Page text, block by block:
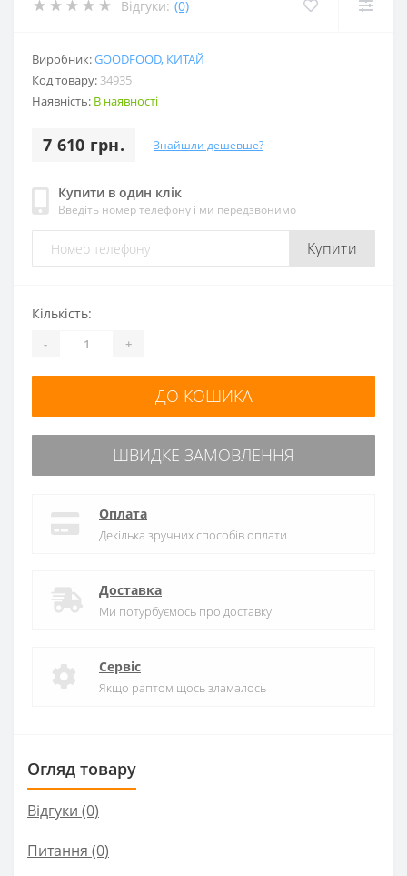
Відгуки: (0)
Виробник:GOODFOOD, КИТАЙ
Код товару: 34935
Наявність: В наявності
7 610 грн. Знайшли дешевше?
Купити в один клік
Введіть номер телефону і ми передзвонимо
Купити
Кількість:
- +
ДО КОШИКА
ШВИДКЕ ЗАМОВЛЕННЯ
Оплата
Декілька зручних способів оплати
Доставка
Ми потурбуємось про доставку
Сервіс
Якщо раптом щось зламалось
Огляд товару
Відгуки (0)
Питання (0)